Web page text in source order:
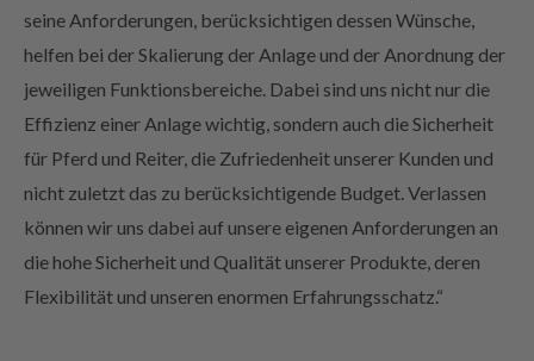
helfen bei der Skalierung der Anlage und der Anordnung der
jeweiligen Funktionsbereiche. Dabei sind uns nicht nur die
Effizienz einer Anlage wichtig, sondern auch die Sicherheit
für Pferd und Reiter, die Zufriedenheit unserer Kunden und
nicht zuletzt das zu berücksichtigende Budget. Verlassen
können wir uns dabei auf unsere eigenen Anforderungen an
die hohe Sicherheit und Qualität unserer Produkte, deren
Flexibilität und unseren enormen Erfahrungsschatz.“